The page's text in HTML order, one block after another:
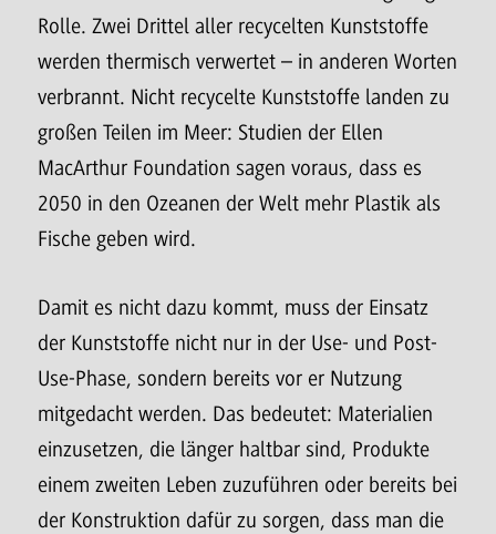
Rolle. Zwei Drittel aller recycelten Kunststoffe
werden thermisch verwertet – in anderen Worten
verbrannt. Nicht recycelte Kunststoffe landen zu
großen Teilen im Meer: Studien der Ellen
MacArthur Foundation sagen voraus, dass es
2050 in den Ozeanen der Welt mehr Plastik als
Fische geben wird.
Damit es nicht dazu kommt, muss der Einsatz
der Kunststoffe nicht nur in der Use- und Post-
Use-Phase, sondern bereits vor er Nutzung
mitgedacht werden. Das bedeutet: Materialien
einzusetzen, die länger haltbar sind, Produkte
einem zweiten Leben zuzuführen oder bereits bei
der Konstruktion dafür zu sorgen, dass man die